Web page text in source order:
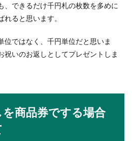
上達しないことが悩みだという人もいるでし
...
綺麗な女は好印象！美文字が与え
りませ...
、できるだけ千円札の枚数を多めに
ると思います。
位ではなく、千円単位だと思いま
祝いのお返しとしてプレゼントしま
商品券でする場合